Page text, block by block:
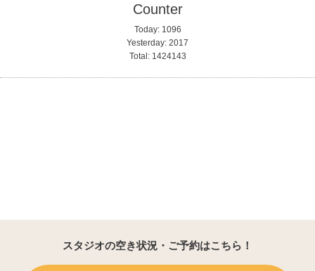
Counter
Today: 1096
Yesterday: 2017
Total: 1424143
スタジオの空き状況・ご予約はこちら！